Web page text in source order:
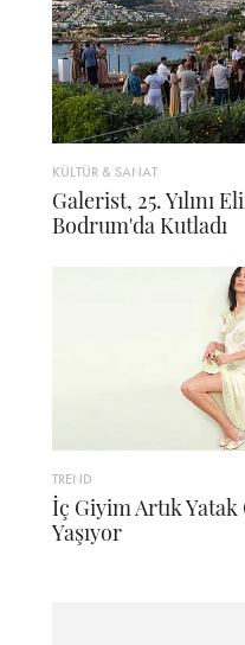
KÜLTÜR & SANAT
Galerist, 25. Yılını
Bodrum'da Kutladı
TREND
İç Giyim Artık Yatak
Yaşıyor